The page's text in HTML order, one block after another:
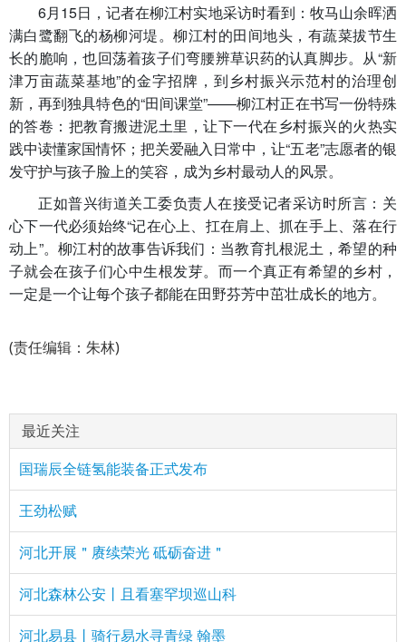
6月15日，记者在柳江村实地采访时看到：牧马山余晖洒
满白鹭翻飞的杨柳河堤。柳江村的田间地头，有蔬菜拔节生
长的脆响，也回荡着孩子们弯腰辨草识药的认真脚步。从“新
津万亩蔬菜基地”的金字招牌，到乡村振兴示范村的治理创
新，再到独具特色的“田间课堂”——柳江村正在书写一份特殊
的答卷：把教育搬进泥土里，让下一代在乡村振兴的火热实
践中读懂家国情怀；把关爱融入日常中，让“五老”志愿者的银
发守护与孩子脸上的笑容，成为乡村最动人的风景。
正如普兴街道关工委负责人在接受记者采访时所言：关
心下一代必须始终“记在心上、扛在肩上、抓在手上、落在行
动上”。柳江村的故事告诉我们：当教育扎根泥土，希望的种
子就会在孩子们心中生根发芽。而一个真正有希望的乡村，
一定是一个让每个孩子都能在田野芬芳中茁壮成长的地方。
(责任编辑：朱林)
最近关注
国瑞辰全链氢能装备正式发布
王劲松赋
河北开展＂赓续荣光 砥砺奋进＂
河北森林公安丨且看塞罕坝巡山科
河北易县丨骑行易水寻青绿 翰墨